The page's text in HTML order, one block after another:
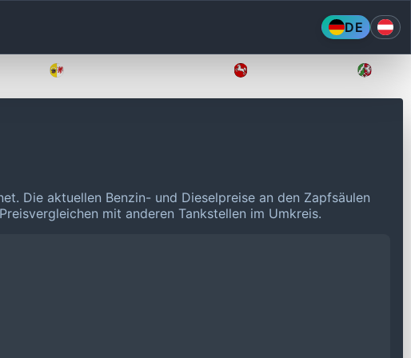
DE
Die aktuellen Benzin- und Dieselpreise an den Zapfsäulen
mit anderen Tankstellen im Umkreis.